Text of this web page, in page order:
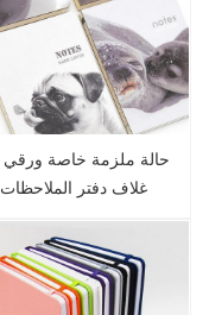
غلاف دفتر الملاحظات